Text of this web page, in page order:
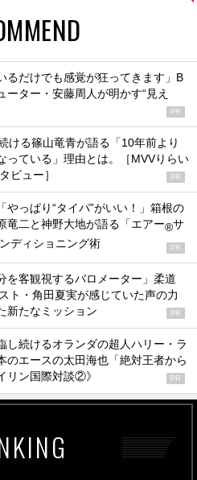
るだけでも感覚が狂ってきます」B
ーター・安藤周人が明かす“見え
PR
ける篠山竜青が語る「10年前より
っている」理由とは。［MVVりらい
ビュー］
PR
やっぱり“タイパ”がいい！」箱根の
竜二と神野大地が語る「エアー®サ
ディショニング術 PR
を客観視するバロメーター」柔道
ト・角田夏実が感じていた声の力
新たなミッション
PR
し続けるオランダの超人ハリー・ラ
のエースの太田海也「絶対王者から
リン国際対談②》
PR